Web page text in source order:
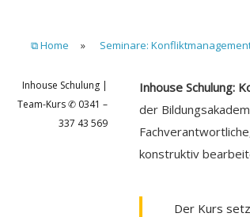
⧉ Home » Seminare:
Inhouse Schulung |
Team-Kurs ✆ 0341 –
337 43 569
Inhouse Schulung:
der
konstruktiv
Der Kurs